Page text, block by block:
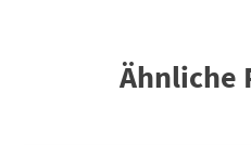
Ähnliche